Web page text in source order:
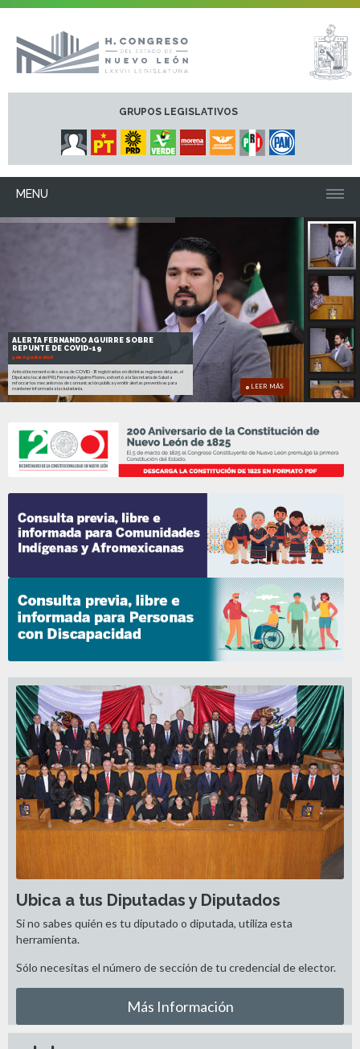
GRUPOS LEGISLATIVOS
MENU
ALERTA FERNANDO AGUIRRE SOBRE
REPUNTE DE COVID-19
5 de Agosto 2026
Ante el incremento de casos de COVID -19 registrados en distintas regiones del país, el
Diputado local del PRI, Fernando Aguirre Flores, exhortó a la Secretaría de Salud a
reforzar los mecanismos de comunicación pública y emitir alertas preventivas para
mantener informada a la ciudadanía.
LEER MÁS
Ubica a tus Diputadas y Diputados
Si no sabes quién es tu diputado o diputada, utiliza esta
herramienta.
Sólo necesitas el número de sección de tu credencial de elector.
Más Información